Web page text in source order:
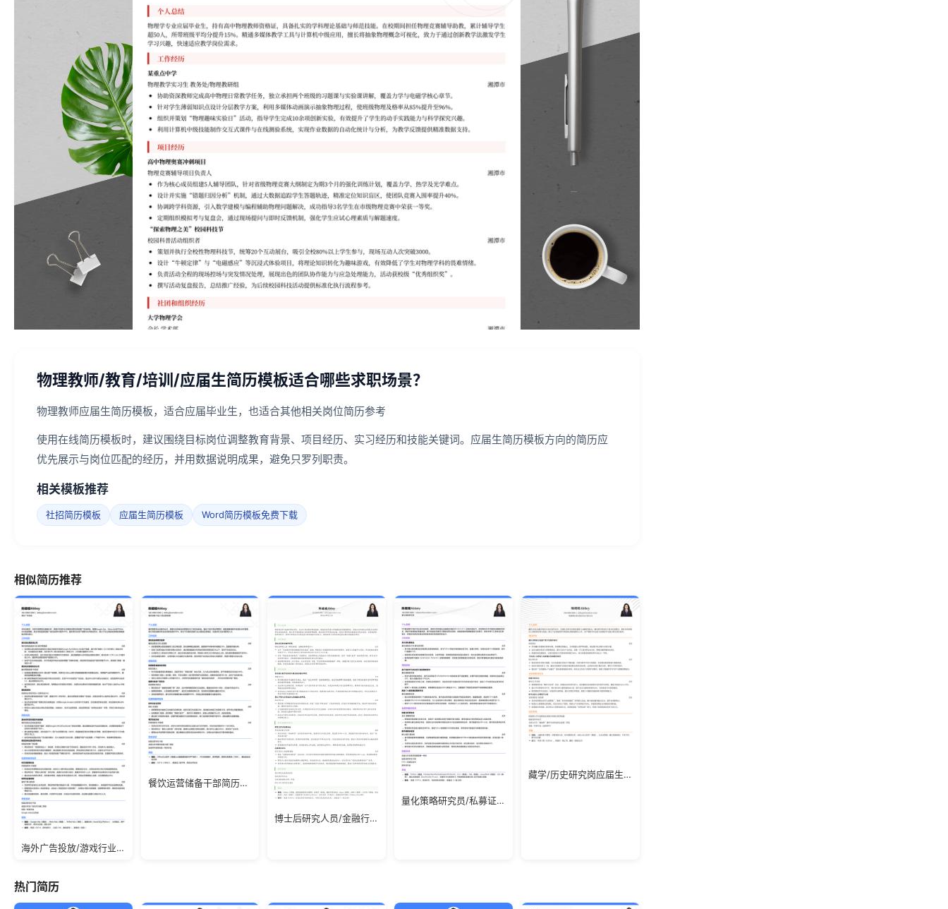
物理教师/教育/培训/应届生简历模板适合哪些求职场景？
物理教师应届生简历模板，适合应届毕业生，也适合其他相关岗位简历参考
使用在线简历模板时，建议围绕目标岗位调整教育背景、项目经历、实习经历和技能关键词。应届生简历模板方向的简历应
优先展示与岗位匹配的经历，并用数据说明成果，避免只罗列职责。
相关模板推荐
社招简历模板 应届生简历模板 Word简历模板免费下载
相似简历推荐
海外广告投放/游戏行业/应届生简历模板
餐饮运营储备干部简历模板
博士后研究人员/金融行业/应届生简历模板
量化策略研究员/私募证券基金行业/应届生简历模板
藏学/历史研究岗应届生简历模板
热门简历